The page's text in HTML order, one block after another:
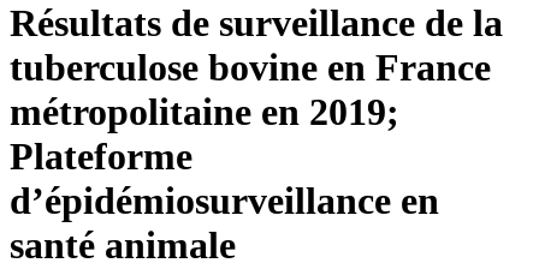
Résultats de surveillance de la
tuberculose bovine en France
métropolitaine en 2019;
Plateforme
d’épidémiosurveillance en
santé animale